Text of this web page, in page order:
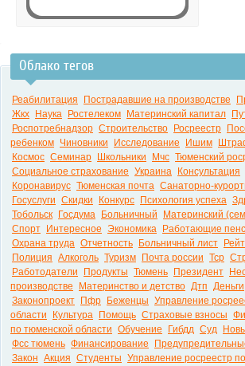
Облако тегов
Реабилитация Пострадавшие на производстве
Жкх
Наука Ростелеком Материнский капитал
Роспотребнадзор Строительство Росреестр
ребенком Чиновники Исследование Ишим
Космос Семинар Школьники Мчс Тюменский
Социальное страхование Украина Консультация
Коронавирус Тюменская почта Санаторно-
Госуслуги Скидки Конкурс Психология успеха
Тобольск
Госдума Больничный
Материнский
Спорт
Интересное Экономика Работающие
Охрана труда Отчетность Больничный лист
Полиция Алкоголь Туризм Почта россии Тср
Работодатели
Продукты Тюмень Президент
производстве
Материнство и детство Дтп Деньги
Законопроект
Пфр Беженцы Управление
области
Культура Помощь Страховые взносы
по тюменской области Обучение Гибдд Суд
Фсс тюмень Финансирование
Закон Акция Студенты Управление росреестр